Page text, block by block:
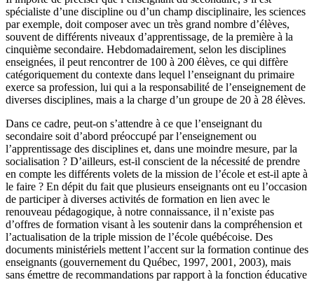
spécialiste d’une discipline ou d’un champ disciplinaire, les sciences
par exemple, doit composer avec un très grand nombre d’élèves,
souvent de différents niveaux d’apprentissage, de la première à la
cinquième secondaire. Hebdomadairement, selon les disciplines
enseignées, il peut rencontrer de 100 à 200 élèves, ce qui diffère
catégoriquement du contexte dans lequel l’enseignant du primaire
exerce sa profession, lui qui a la responsabilité de l’enseignement de
diverses disciplines, mais a la charge d’un groupe de 20 à 28 élèves.
Dans ce cadre, peut-on s’attendre à ce que l’enseignant du
secondaire soit d’abord préoccupé par l’enseignement ou
l’apprentissage des disciplines et, dans une moindre mesure, par la
socialisation ? D’ailleurs, est-il conscient de la nécessité de prendre
en compte les différents volets de la mission de l’école et est-il apte à
le faire ? En dépit du fait que plusieurs enseignants ont eu l’occasion
de participer à diverses activités de formation en lien avec le
renouveau pédagogique, à notre connaissance, il n’existe pas
d’offres de formation visant à les soutenir dans la compréhension et
l’actualisation de la triple mission de l’école québécoise. Des
documents ministériels mettent l’accent sur la formation continue des
enseignants (gouvernement du Québec, 1997, 2001, 2003), mais
sans émettre de recommandations par rapport à la fonction éducative